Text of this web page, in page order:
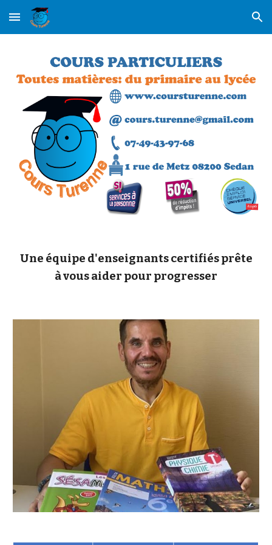
Skip to main content Skip to navigation
Une équipe d'enseignants certifiés prête
à vous aider pour progresser